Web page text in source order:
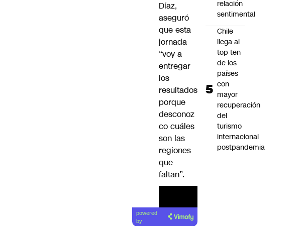
Díaz,
aseguró
que esta
jornada
“voy a
entregar
los
resultados
porque
desconoz
co cuáles
son las
regiones
que
faltan”.
powered
by
relación
sentimental
Chile
llega al
top ten
de los
países
con
mayor
recuperación
del
turismo
internacional
postpandemia